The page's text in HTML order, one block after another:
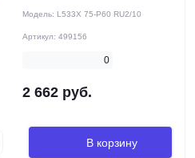
Модель: L533X 75-P60 RU2/10
Артикул: 499156
0
2 662 руб.
В корзину